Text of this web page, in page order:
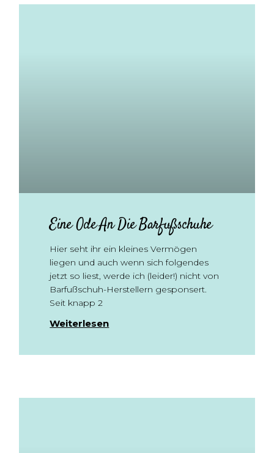
Eine Ode An Die Barfußschuhe
Hier seht ihr ein kleines Vermögen
liegen und auch wenn sich folgendes
jetzt so liest, werde ich (leider!) nicht von
Barfußschuh-Herstellern gesponsert.
Seit knapp 2
Weiterlesen